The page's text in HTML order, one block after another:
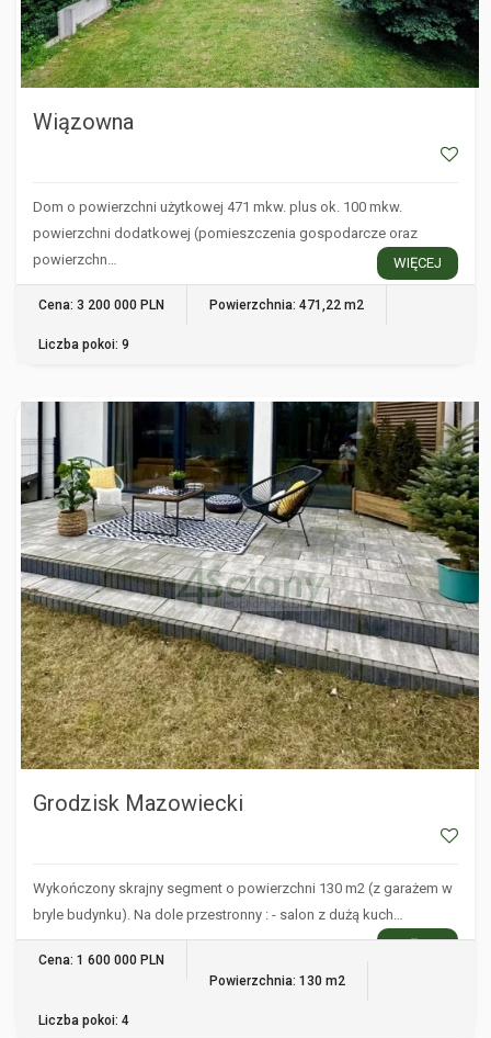
Wiązowna
Dom o powierzchni użytkowej 471 mkw. plus ok. 100 mkw.
powierzchni dodatkowej (pomieszczenia gospodarcze oraz
powierzchn…
WIĘCEJ
Cena: 3 200 000 PLN Powierzchnia: 471,22 m2
Liczba pokoi: 9
GRODZISK MAZOWIECKI
Grodzisk Mazowiecki
Wykończony skrajny segment o powierzchni 130 m2 (z garażem w
bryle budynku). Na dole przestronny : - salon z dużą kuch…
WIĘCEJ
Cena: 1 600 000 PLN
Powierzchnia: 130 m2
Liczba pokoi: 4